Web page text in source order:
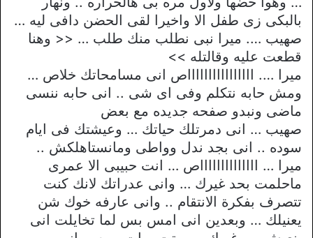
بالبكى زى طفل الا واخيرا لقى الحضن دافى ليه …
صهيب …. ميرا نبى نطلب منك طلب … << وهنا
قطعت عليه وقالتله >>
ميرا …. ااااااااااااااااص انى مسامحاتك خلاص …
ومش حابه نتكلم وفى اى شى .. انى حابه ننسى
ماضى ونبدو صفحه جديده مع بعض
صهيب … انى دمرتلك حياتك … وعيشتك فى ايام
سوده .. انى بجد ندل وواطى ومانستاهلكش ..
ميرا … ااااااااااااااص … انت حبيبى الا عمرى
ماحلمت بحد غيرك … وانى عدراتك لانك كنت
تتصرف بفكرة الانتقام .. وانى عارفه خوك شن
يعنيلك … وبعدين انى امس بس لما تخايلت انى